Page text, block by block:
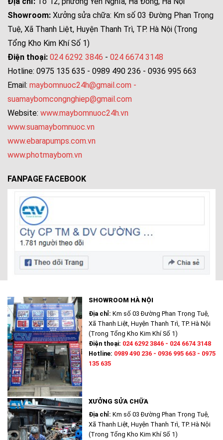
Showroom: Xưởng sửa chữa: Km số 03 Đường Phan Trọng
Tuệ, Xã Thanh Liệt, Huyện Thanh Trì, TP. Hà Nội (Trong
Tổng Kho Kim Khí Số 1)
Điện thoại: 024 6292 3846 - 024 6674 3148
Hotline: 0975 135 635 - 0989 490 236 - 0936 995 663
Email: maybomnuoc24h@gmail.com -
suamaybomcongnghiep@gmail.com
Website: www.maybomnuoc24h.vn
www.suamaybomnuoc.vn
www.ebarapumps.com.vn
www.photmaybom.vn
FANPAGE FACEBOOK
SHOWROOM HÀ NỘI
Địa chỉ: Km số 03 Đường Phan Trọng Tuệ,
Xã Thanh Liệt, Huyện Thanh Trì, TP. Hà Nội
(Trong Tổng Kho Kim Khí Số 1)
Điện thoại: 024 6292 3846 - 024 6674 3148
Hotline: 0989 490 236 - 0936 995 663 - 0975
135 635
XƯỞNG SỬA CHỮA
Địa chỉ: Km số 03 Đường Phan Trọng Tuệ,
Xã Thanh Liệt, Huyện Thanh Trì, TP. Hà Nội
(Trong Tổng Kho Kim Khí Số 1)